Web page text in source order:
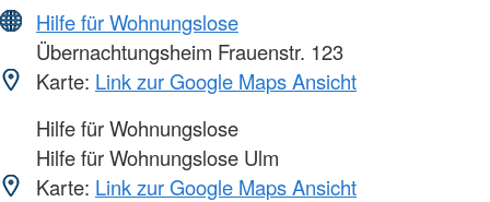
Hilfe für Wohnungslose
Übernachtungsheim Frauenstr. 123
Karte: Link zur Google Maps Ansicht
Hilfe für Wohnungslose
Hilfe für Wohnungslose Ulm
Karte: Link zur Google Maps Ansicht